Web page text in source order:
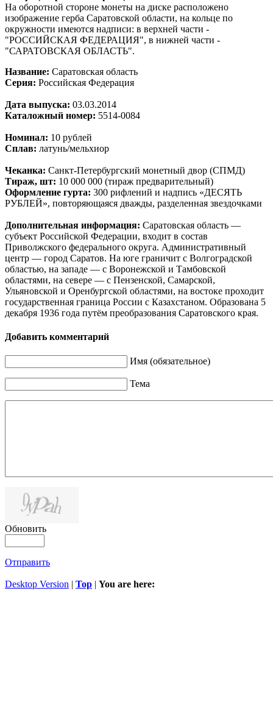
На оборотной стороне монеты на диске расположено
изображение герба Саратовской области, на кольце по
окружности имеются надписи: в верхней части -
"РОССИЙСКАЯ ФЕДЕРАЦИЯ", в нижней части -
"САРАТОВСКАЯ ОБЛАСТЬ".
Название: Саратовская область
Серия: Российская Федерация
Дата выпуска: 03.03.2014
Каталожный номер: 5514-0084
Номинал: 10 рублей
Сплав: латунь/мельхиор
Чеканка: Санкт-Петербургский монетный двор (СПМД)
Тираж, шт: 10 000 000 (тираж предварительный)
Оформление гурта: 300 рифлений и надпись «ДЕСЯТЬ
РУБЛЕЙ», повторяющаяся дважды, разделенная звездочками
Дополнительная информация: Саратовская область —
субъект Российской Федерации, входит в состав
Приволжского федерального округа. Административный
центр — город Саратов. На юге граничит с Волгоградской
областью, на западе — с Воронежской и Тамбовской
областями, на севере — с Пензенской, Самарской,
Ульяновской и Оренбургской областями, на востоке проходит
государственная граница России с Казахстаном. Образована 5
декабря 1936 года путём преобразования Саратовского края.
Добавить комментарий
Имя (обязательное)
Тема
Обновить
Отправить
Desktop Version | Top | You are here: